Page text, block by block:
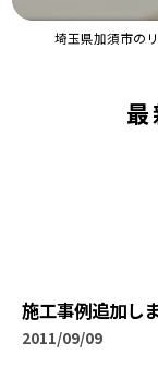
施工事例追加し
2011/09/09